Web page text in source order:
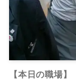
【本日の職場】